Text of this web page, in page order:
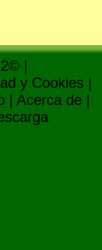
|
y Cookies |
| Acerca de |